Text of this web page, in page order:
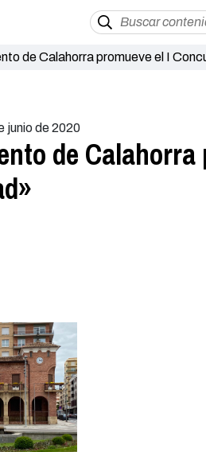
de Calahorra promueve el I
junio de 2020
de